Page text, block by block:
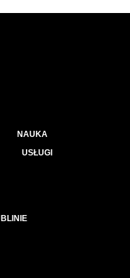
NAUKA
USŁUGI